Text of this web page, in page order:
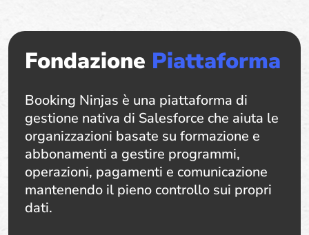
Fondazione Piattaforma
Booking Ninjas è una piattaforma di
gestione nativa di Salesforce che aiuta le
organizzazioni basate su formazione e
abbonamenti a gestire programmi,
operazioni, pagamenti e comunicazione
mantenendo il pieno controllo sui propri
dati.